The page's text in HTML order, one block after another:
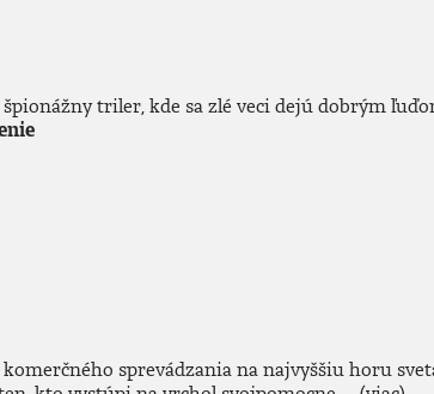
triler, kde sa zlé veci dejú dobrým
sprevádzania na najvyššiu horu